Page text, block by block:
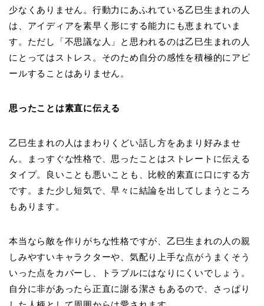
少なくありません。行動力にあふれている乙巳生まれの人
は、アイディアを素早く形にする能力にも恵まれていま
す。ただし「不思議な人」と思われるのは乙巳生まれの人
にとってはストレス。そのため自分の感性を積極的にアピ
ールすることはありません。
思ったことは素直に伝える
乙巳生まれの人はまわりくどい話し方をあまり好みませ
ん。まっすぐな性格で、思ったことはストレートに伝える
タイプ。良いことも悪いことも、比較的素直に口にする方
です。また少し短気で、早々に結論を出してしまうところ
もあります。
本当なら敵を作りがちな性格ですが、乙巳生まれの人の親
しみやすいキャラクターや、気配り上手な点がうまくそう
いった点をカバーし、トラブルにはなりにくいでしょう。
自分に非があったら正直に謝る潔さもあるので、さっぱり